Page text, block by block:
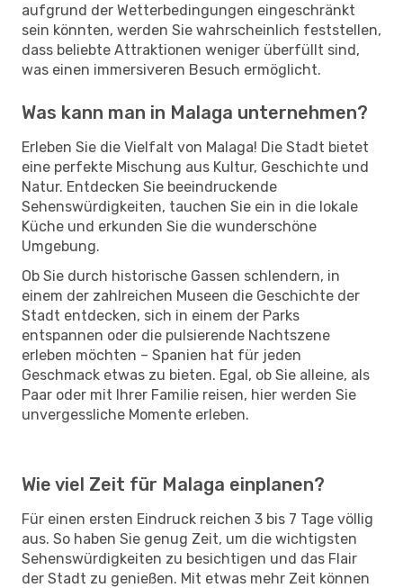
aufgrund der Wetterbedingungen eingeschränkt
sein könnten, werden Sie wahrscheinlich feststellen,
dass beliebte Attraktionen weniger überfüllt sind,
was einen immersiveren Besuch ermöglicht.
Was kann man in Malaga unternehmen?
Erleben Sie die Vielfalt von Malaga! Die Stadt bietet
eine perfekte Mischung aus Kultur, Geschichte und
Natur. Entdecken Sie beeindruckende
Sehenswürdigkeiten, tauchen Sie ein in die lokale
Küche und erkunden Sie die wunderschöne
Umgebung.
Ob Sie durch historische Gassen schlendern, in
einem der zahlreichen Museen die Geschichte der
Stadt entdecken, sich in einem der Parks
entspannen oder die pulsierende Nachtszene
erleben möchten – Spanien hat für jeden
Geschmack etwas zu bieten. Egal, ob Sie alleine, als
Paar oder mit Ihrer Familie reisen, hier werden Sie
unvergessliche Momente erleben.
Wie viel Zeit für Malaga einplanen?
Für einen ersten Eindruck reichen 3 bis 7 Tage völlig
aus. So haben Sie genug Zeit, um die wichtigsten
Sehenswürdigkeiten zu besichtigen und das Flair
der Stadt zu genießen. Mit etwas mehr Zeit können